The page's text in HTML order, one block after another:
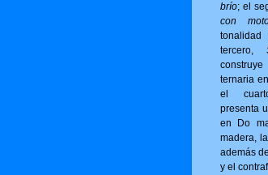
brío; el
con
tercero,
ternaria
el
presenta
en Do
madera,
además
y el